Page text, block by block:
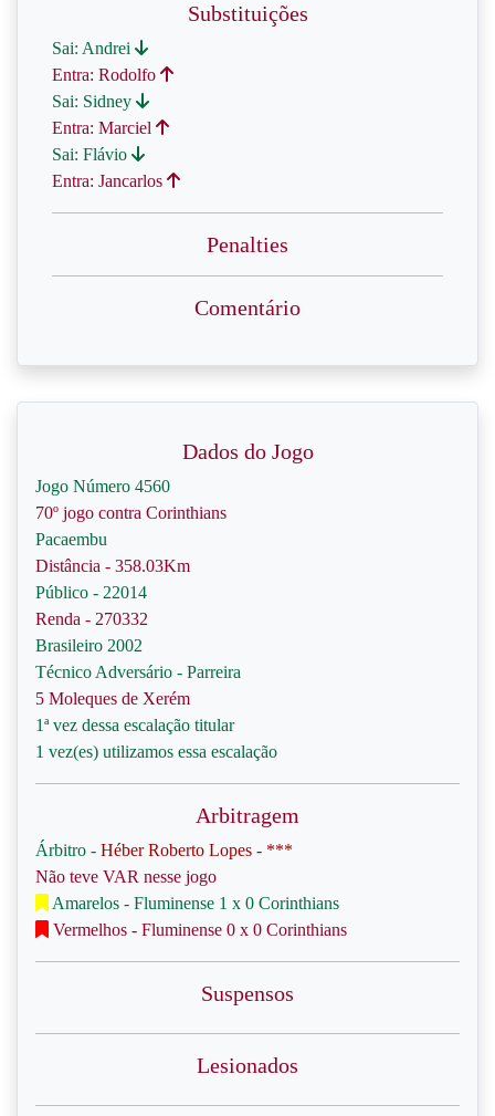
Substituições
Sai: Andrei
Entra: Rodolfo
Sai: Sidney
Entra: Marciel
Sai: Flávio
Entra: Jancarlos
Penalties
Comentário
Dados do Jogo
Jogo Número 4560
70º jogo contra Corinthians
Pacaembu
Distância - 358.03Km
Público - 22014
Renda - 270332
Brasileiro 2002
Técnico Adversário - Parreira
5 Moleques de Xerém
1ª vez dessa escalação titular
1 vez(es) utilizamos essa escalação
Arbitragem
Árbitro - Héber Roberto Lopes - ***
Não teve VAR nesse jogo
Amarelos - Fluminense 1 x 0 Corinthians
Vermelhos - Fluminense 0 x 0 Corinthians
Suspensos
Lesionados